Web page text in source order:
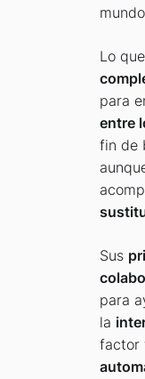
Lo
para
entre
fin de
Sus
para
la
factor